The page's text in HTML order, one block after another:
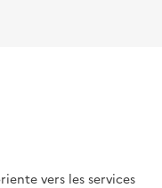
vers les services